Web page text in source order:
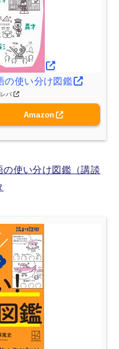
使い分け図鑑
バ
Amazon
使い分け図鑑（講談